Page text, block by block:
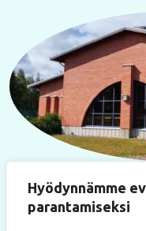
Hyödynnämme
parantamiseksi